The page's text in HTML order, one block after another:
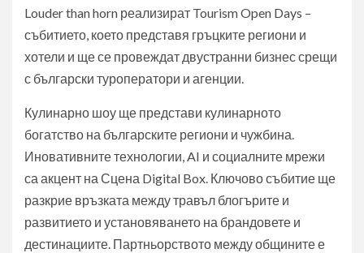
Louder than horn реализират Tourism Open Days –
събитието, което представя гръцките региони и
хотели и ще се провеждат двустранни бизнес срещи
с български туроператори и агенции.
Кулинарно шоу ще представи кулинарното
богатство на българските региони и чужбина.
Иновативните технологии, AI и социалните мрежи
са акцент на Сцена Digital Box. Ключово събитие ще
разкрие връзката между травъл блогърите и
развитието и установяването на брандовете и
дестинациите. Партньорството между общините е